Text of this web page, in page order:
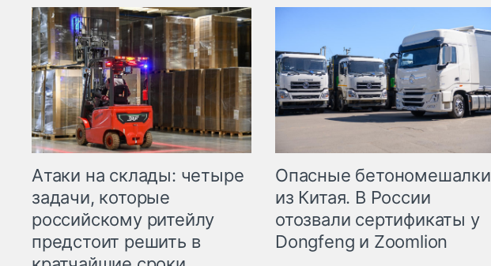
Атаки на склады: четыре
задачи, которые
российскому ритейлу
предстоит решить в
Опасные бетономешалки
из Китая. В России
отозвали сертификаты у
Dongfeng и Zoomlion